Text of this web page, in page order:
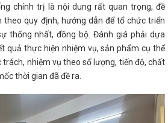
chính trị là nội dung rất quan trọng, đề
theo quy định, hướng dẫn để tổ chức triển
thống nhất, đồng bộ. Đánh giá phải dựa
quả thực hiện nhiệm vụ, sản phẩm cụ thể
trách, nhiệm vụ theo số lượng, tiến độ, chất
thời gian đã đề ra.